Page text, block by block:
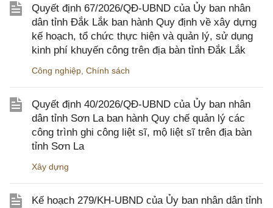
Quyết định 67/2026/QĐ-UBND của Ủy ban nhân
dân tỉnh Đắk Lắk ban hành Quy định về xây dựng
kế hoạch, tổ chức thực hiện và quản lý, sử dụng
kinh phí khuyến công trên địa bàn tỉnh Đắk Lắk
Công nghiệp, Chính sách
Quyết định 40/2026/QĐ-UBND của Ủy ban nhân
dân tỉnh Sơn La ban hành Quy chế quản lý các
công trình ghi công liệt sĩ, mộ liệt sĩ trên địa bàn
tỉnh Sơn La
Xây dựng
Kế hoạch 279/KH-UBND của Ủy ban nhân dân tỉnh